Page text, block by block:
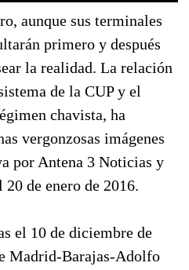
aunque sus terminales
primero y después
la realidad. La relación
de la CUP y el
chavista, ha
vergonzosas imágenes
por Antena 3 Noticias y
de enero de 2016.
el 10 de diciembre de
Madrid-Barajas-Adolfo